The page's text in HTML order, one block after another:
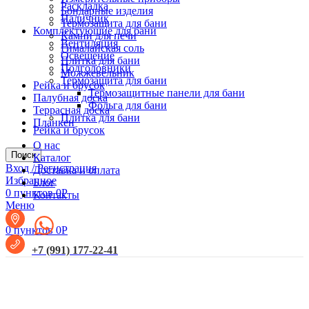
Раскладка
Наличник
Комплектующие для бани
Вентиляция
Освещение
Подголовники
Термозащита для бани
Термозащитные панели для бани
Фольга для бани
Плитка для бани
Рейка и брусок
Поиск
Вход / Регистрация
Избранное
0 пунктов 0Р
Меню
0пунктов 0Р
Бондарные изделия
Термозащита для бани
Камни для печи
Гималайская соль
Плитка для бани
Можжевельник
Рейка и брусок
Палубная доска
Террасная доска
Планкен
О нас
Каталог
Доставка и оплата
Блог
Контакты
+7 (991) 177-22-41